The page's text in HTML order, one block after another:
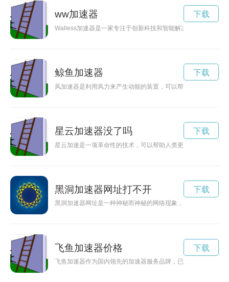
ww加速器
Walless加速器是一家专注于创新科技和智能解决方案的公司，
下载
鲸鱼加速器
风加速器是利用风力来产生动能的装置，可以帮助提高风力发
下载
星云加速器没了吗
星云加速是一项革命性的技术，可以帮助人类更快地实现光速
下载
黑洞加速器网址打不开
黑洞加速器网址是一种神秘而神秘的网络现象，让人们可以通
下载
飞鱼加速器价格
飞鱼加速器作为国内领先的加速器服务品牌，已经走过了十年
下载